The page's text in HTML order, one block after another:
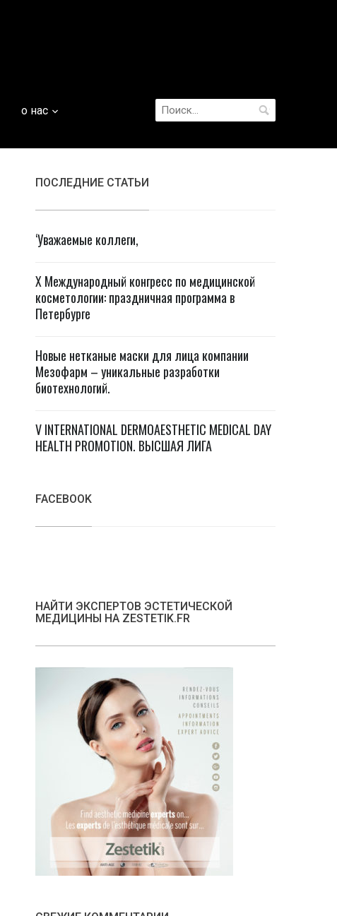
о нас Найти:
ПОСЛЕДНИЕ СТАТЬИ
‘Уважаемые коллеги,
X Международный конгресс по медицинской
косметологии: праздничная программа в
Петербурге
Новые нетканые маски для лица компании
Мезофарм – уникальные разработки
биотехнологий.
V INTERNATIONAL DERMOAESTHETIC MEDICAL DAY
HEALTH PROMOTION. ВЫСШАЯ ЛИГА
FACEBOOK
НАЙТИ ЭКСПЕРТОВ ЭСТЕТИЧЕСКОЙ
МЕДИЦИНЫ НА ZESTETIK.FR